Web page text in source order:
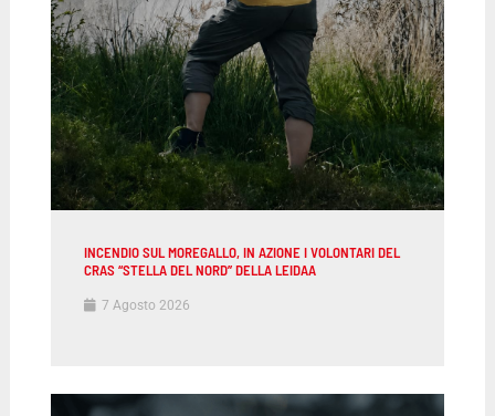
INCENDIO SUL MOREGALLO, IN AZIONE I VOLONTARI DEL
CRAS “STELLA DEL NORD” DELLA LEIDAA
7 Agosto 2026